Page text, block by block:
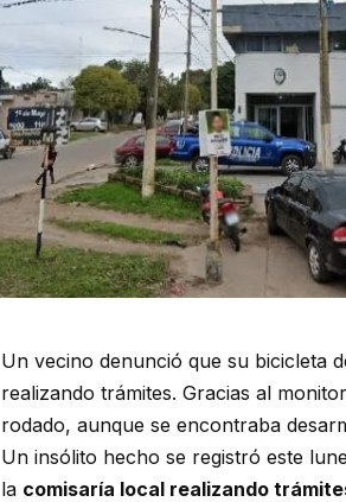
Un vecino denunció que su bicicleta
realizando trámites. Gracias al
rodado, aunque se encontraba
Un insólito hecho se registró este
la comisaría local realizando